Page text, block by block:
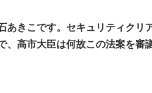
あきこです。セキュリティク
、高市大臣は何故この法案を審